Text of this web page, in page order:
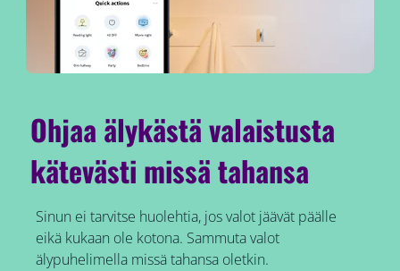
Ohjaa älykästä valaistusta
kätevästi missä tahansa
Sinun ei tarvitse huolehtia, jos valot jäävät päälle
eikä kukaan ole kotona. Sammuta valot
älypuhelimella missä tahansa oletkin.